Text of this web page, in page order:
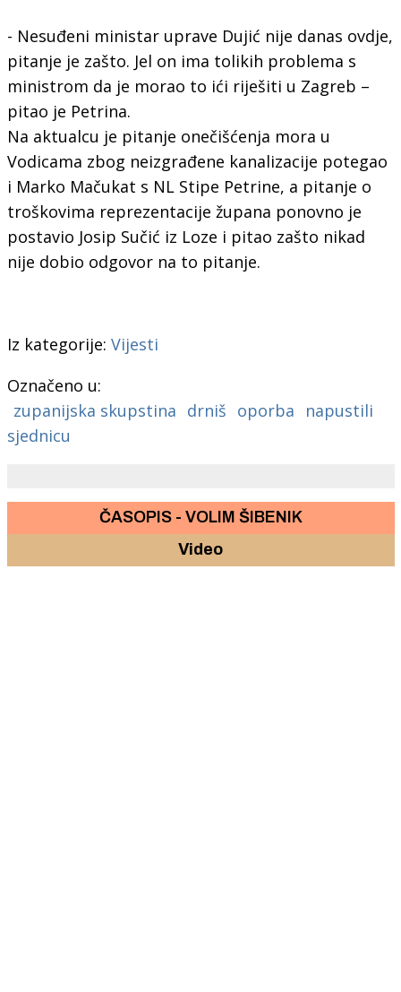
- Nesuđeni ministar uprave Dujić nije danas ovdje,
pitanje je zašto. Jel on ima tolikih problema s
ministrom da je morao to ići riješiti u Zagreb –
pitao je Petrina.
Na aktualcu je pitanje onečišćenja mora u
Vodicama zbog neizgrađene kanalizacije potegao
i Marko Mačukat s NL Stipe Petrine, a pitanje o
troškovima reprezentacije župana ponovno je
postavio Josip Sučić iz Loze i pitao zašto nikad
nije dobio odgovor na to pitanje.
Iz kategorije: Vijesti
Označeno u:
zupanijska skupstina drniš oporba
napustili
sjednicu
ČASOPIS - VOLIM ŠIBENIK
Video